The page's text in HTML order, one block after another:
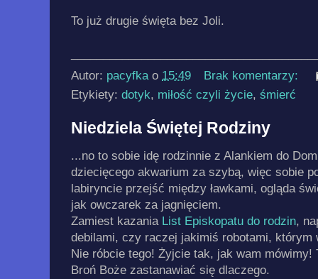
To już drugie święta bez Joli.
Autor: pacyfka o 15:49
Brak komentarzy:
Etykiety: dotyk, miłość czyli życie, śmierć
Niedziela Świętej Rodziny
...no to sobie idę rodzinnie z Alankiem do
dziecięcego akwarium za szybą, więc sobie
labiryncie przejść między ławkami, ogląda
jak owczarek za jagnięciem.
Zamiest kazania List Episkopatu do rodzin,
debilami, czy raczej jakimiś robotami, którym
Nie róbcie tego! Żyjcie tak, jak wam mówimy!
Broń Boże zastanawiać się dlaczego.